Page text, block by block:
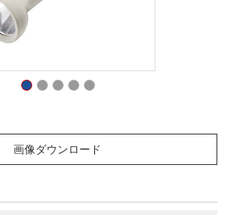
画像ダウンロード